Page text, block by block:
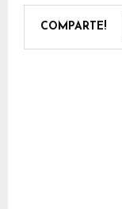
COMPARTE!